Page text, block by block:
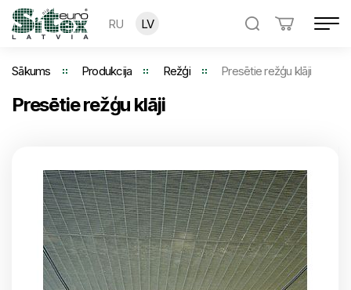
RU LV
Sākums Produkcija Režģi Presētie režģu klāji
Presētie režģu klāji